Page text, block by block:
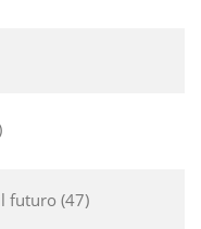
futuro 47